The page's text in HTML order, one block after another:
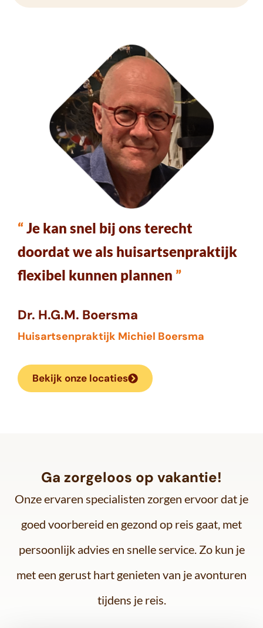
“Je kan snel bij ons terecht
doordat we als huisartsenpraktijk
flexibel kunnen plannen ”
Dr. H.G.M. Boersma
Huisartsenpraktijk Michiel Boersma
Bekijk onze locaties
Ga zorgeloos op vakantie!
Onze ervaren specialisten zorgen ervoor dat je
goed voorbereid en gezond op reis gaat, met
persoonlijk advies en snelle service. Zo kun je
met een gerust hart genieten van je avonturen
tijdens je reis.